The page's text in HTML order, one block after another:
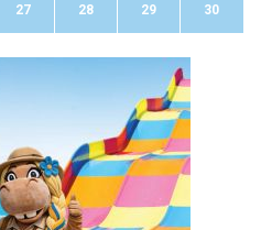
27 28 29 30